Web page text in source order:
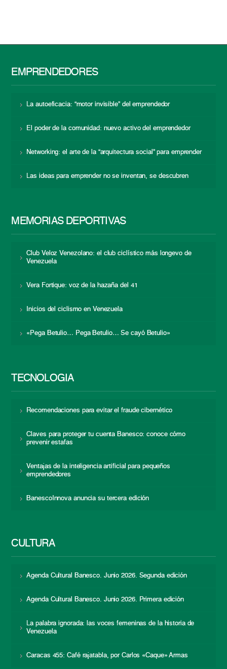
EMPRENDEDORES
La autoeficacia: “motor invisible” del emprendedor
El poder de la comunidad: nuevo activo del emprendedor
Networking: el arte de la “arquitectura social” para emprender
Las ideas para emprender no se inventan, se descubren
MEMORIAS DEPORTIVAS
Club Veloz Venezolano: el club ciclístico más longevo de
Venezuela
Vera Fortique: voz de la hazaña del 41
Inicios del ciclismo en Venezuela
«Pega Betulio… Pega Betulio… Se cayó Betulio»
TECNOLOGÍA
Recomendaciones para evitar el fraude cibernético
Claves para proteger tu cuenta Banesco: conoce cómo
prevenir estafas
Ventajas de la inteligencia artificial para pequeños
emprendedores
BanescoInnova anuncia su tercera edición
CULTURA
Agenda Cultural Banesco. Junio 2026. Segunda edición
Agenda Cultural Banesco. Junio 2026. Primera edición
La palabra ignorada: las voces femeninas de la historia de
Venezuela
Caracas 455: Café rajatabla, por Carlos «Caque» Armas